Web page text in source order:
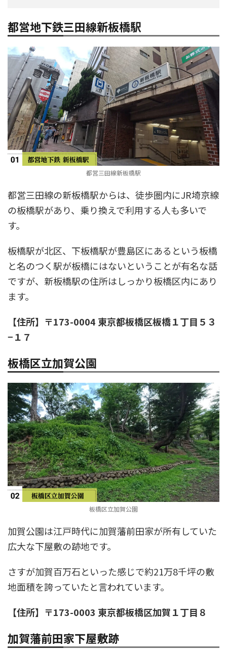
都営地下鉄三田線新板橋駅
都営三田線新板橋駅
都営三田線の新板橋駅からは、徒歩圏内にJR埼京線
の板橋駅があり、乗り換えで利用する人も多いで
す。
板橋駅が北区、下板橋駅が豊島区にあるという板橋
と名のつく駅が板橋にはないということが有名な話
ですが、新板橋駅の住所はしっかり板橋区内にあり
ます。
【住所】〒173-0004 東京都板橋区板橋１丁目５３
−１７
板橋区立加賀公園
板橋区立加賀公園
加賀公園は江戸時代に加賀藩前田家が所有していた
広大な下屋敷の跡地です。
さすが加賀百万石といった感じで約21万8千坪の敷
地面積を誇っていたと言われています。
【住所】〒173-0003 東京都板橋区加賀１丁目８
加賀藩前田家下屋敷跡